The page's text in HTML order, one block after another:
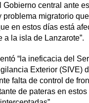
Gobierno central ante
problema migratorio
en estos días está
a la isla de Lanzarote”.
“la ineficacia del
Exterior (SIVE)
falta de control de
de pateras en